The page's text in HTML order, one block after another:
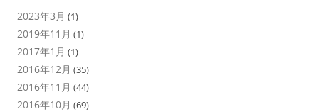
2023年3月 (1)
2019年11月 (1)
2017年1月 (1)
2016年12月 (35)
2016年11月 (44)
2016年10月 (69)